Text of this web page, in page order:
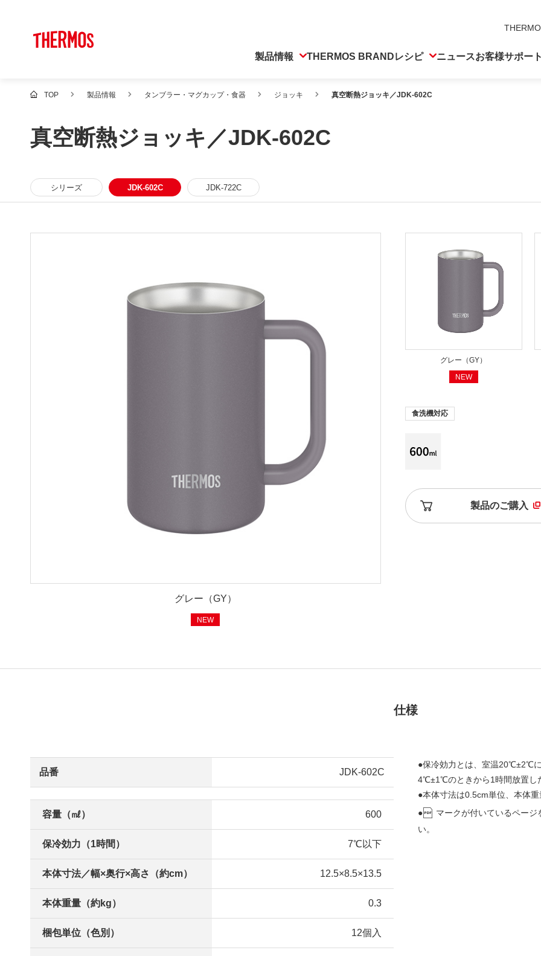
製品情報 THERMOS BRANDレシピ ニュースお客様サポート
TOP 製品情報 タンブラー・マグカップ・食器 ジョッキ 真空断熱ジョッキ／JDK-602C
真空断熱ジョッキ／JDK-602C
シリーズ JDK-602C JDK-722C
グレー（GY）
NEW
グレー（GY）
NEW
食洗機対応
製品のご購入
仕様
品番 JDK-602C
容量（㎖） 600
保冷効力（1時間） 7℃以下
本体寸法／幅×奥行×高さ（約cm） 12.5×8.5×13.5
本体重量（約kg） 0.3
梱包単位（色別） 12個入
●保冷効力とは、室温20℃±2℃
4℃±1℃のときから1時間放置し
●本体寸法は0.5cm単位、本体
●
マークが付いているページ
い。